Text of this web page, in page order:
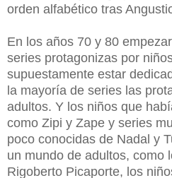
orden alfabético tras
En los años 70 y 80
series protagonizas por
supuestamente estar
la mayoría de series las
adultos. Y los niños que
como Zipi y Zape y series
poco conocidas de Nadal y
un mundo de adultos, como
Rigoberto Picaporte, los